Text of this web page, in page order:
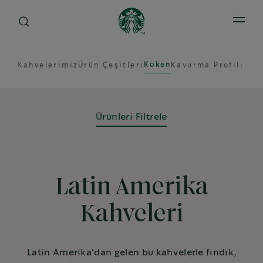
Open
Kahvelerimiz Ürün Çeşitleri Köken Kavurma Profili
Ürünleri Filtrele
Latin Amerika
Kahveleri
Latin Amerika'dan gelen bu kahvelerle fındık,